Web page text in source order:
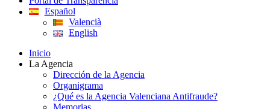
Español
Valencià
English
Inicio
La Agencia
Dirección de la Agencia
Organigrama
¿Qué es la Agencia Valenciana Antifraude?
Memorias